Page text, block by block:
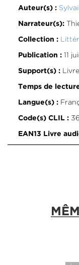
Auteur(s) :
Narrateur(s):
Collection :
Publication :11
Support(s) :Livre
Temps de
Langue(s) :
Code(s) CLIL :
EAN13 Livre